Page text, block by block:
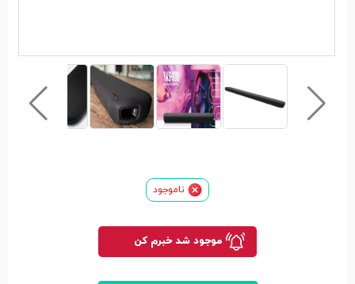
موجود شد خبرم کن
ناموجود